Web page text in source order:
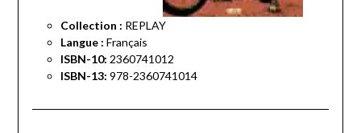
Collection : REPLAY
Langue : Français
ISBN-10: 2360741012
ISBN-13: 978-2360741014